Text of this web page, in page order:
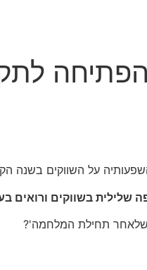
על השווקים בשנה
שלילית בשווקים ורואים
שלאחר תחילת המלחמה'?